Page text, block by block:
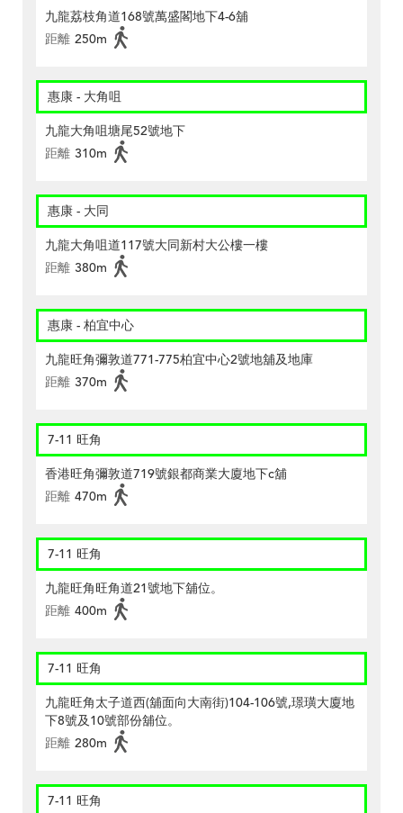
九龍荔枝角道168號萬盛閣地下4-6舖
距離 250m
惠康 - 大角咀
九龍大角咀塘尾52號地下
距離 310m
惠康 - 大同
九龍大角咀道117號大同新村大公樓一樓
距離 380m
惠康 - 柏宜中心
九龍旺角彌敦道771-775柏宜中心2號地舖及地庫
距離 370m
7-11 旺角
香港旺角彌敦道719號銀都商業大廈地下c舖
距離 470m
7-11 旺角
九龍旺角旺角道21號地下舖位。
距離 400m
7-11 旺角
九龍旺角太子道西(舖面向大南街)104-106號,璟璜大廈地
下8號及10號部份舖位。
距離 280m
7-11 旺角